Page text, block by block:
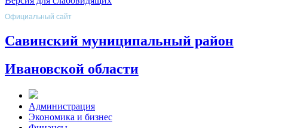
Официальный сайт
Савинский муниципальный район
Ивановской области
Администрация
Экономика и бизнес